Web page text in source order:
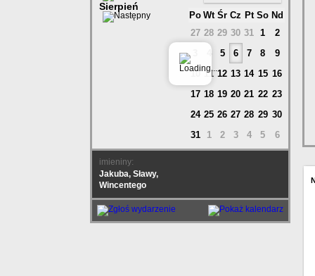
Sierpień
Po Wt Śr Cz Pt So Nd
27 28 29 30 31 1
2
5 6 7 8
9
10 11 12 13 14 15 16
17 18 19 20 21 22 23
24 25 26 27 28 29 30
31
1 2 3 4 5 6
imieniny:
Jakuba, Sławy,
Wincentego